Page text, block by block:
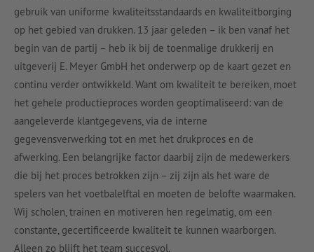
gebruik van uniforme kwaliteitsstandaards en kwaliteitborging
op het gebied van drukken. 13 jaar geleden – ik ben vanaf het
begin van de partij – heb ik bij de toenmalige drukkerij en
uitgeverij E. Meyer GmbH het onderwerp op de kaart gezet en
continu verder ontwikkeld. Want om kwaliteit te bereiken, moet
het gehele productieproces worden geoptimaliseerd: van de
aangeleverde klantgegevens, via de interne
gegevensverwerking tot en met het drukproces en de
afwerking. Een belangrijke factor daarbij zijn de medewerkers
die bij het proces betrokken zijn – zij zijn als het ware de
spelers van het voetbalelftal en moeten de belofte waarmaken.
Wij scholen, trainen en motiveren hen regelmatig, om een
constante, gecertificeerde kwaliteit te kunnen waarborgen.
Alleen zo blijft het team succesvol.